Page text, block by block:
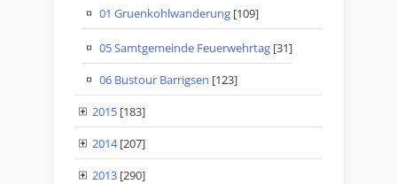
01 Gruenkohlwanderung [109]
05 Samtgemeinde Feuerwehrtag [31]
06 Bustour Barrigsen [123]
2015 [183]
2014[207]
2013 [290]